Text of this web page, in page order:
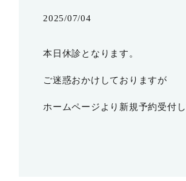
2025/07/04
本日休診となります。
ご迷惑おかけしておりますが
ホームページより新規予約受付し